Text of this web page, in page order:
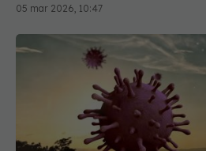
05 mar 2026, 10:47